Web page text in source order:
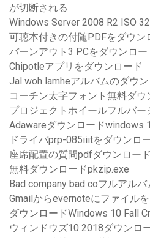
が切断される
Windows Server 2008 R2 ISO
可聴本付きの付随PDFをダウン
バーンアウト3 PCをダウンロー
Chipotleアプリをダウンロード
Jal woh lamheアルバムのダウ
コーチン太字フォント無料ダウ
プロジェクトホイールフルバー
Adawareダウンロードwindows
ドライバprp-085iiitをダウンロ
座席配置の質問pdfダウンロード
無料ダウンロードpkzip.exe
Bad company bad coフルアル
Gmailからevernoteにファイル
ダウンロードWindows 10 Fall
ウィンドウズ10 2018ダウンロ